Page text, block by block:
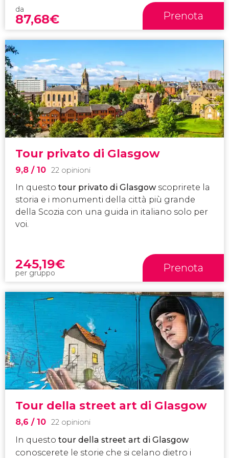
da
87,68€ Prenota
Tour privato di Glasgow
9,8 / 10 22 opinioni
In questo tour privato di Glasgow scoprirete la
storia e i monumenti della città più grande
della Scozia con una guida in italiano solo per
voi.
245,19€
per gruppo Prenota
Tour della street art di Glasgow
8,6 / 10 22 opinioni
In questo tour della street art di Glasgow
conoscerete le storie che si celano dietro i